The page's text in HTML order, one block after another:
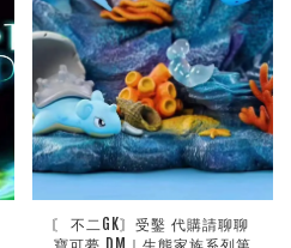
〘 不二GK〙受鑿 代購請聊聊